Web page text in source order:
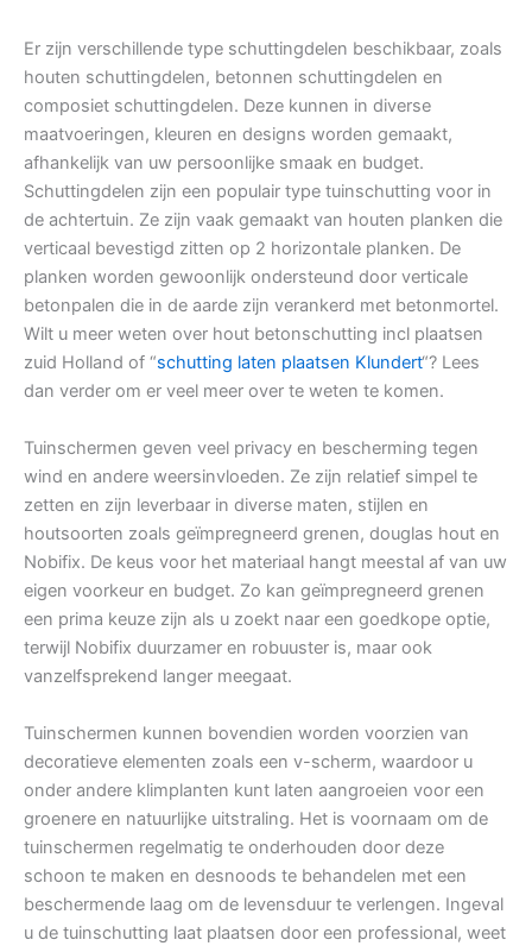
Er zijn verschillende type schuttingdelen beschikbaar, zoals
houten schuttingdelen, betonnen schuttingdelen en
composiet schuttingdelen. Deze kunnen in diverse
maatvoeringen, kleuren en designs worden gemaakt,
afhankelijk van uw persoonlijke smaak en budget.
Schuttingdelen zijn een populair type tuinschutting voor in
de achtertuin. Ze zijn vaak gemaakt van houten planken die
verticaal bevestigd zitten op 2 horizontale planken. De
planken worden gewoonlijk ondersteund door verticale
betonpalen die in de aarde zijn verankerd met betonmortel.
Wilt u meer weten over hout betonschutting incl plaatsen
zuid Holland of “schutting laten plaatsen Klundert“? Lees
dan verder om er veel meer over te weten te komen.
Tuinschermen geven veel privacy en bescherming tegen
wind en andere weersinvloeden. Ze zijn relatief simpel te
zetten en zijn leverbaar in diverse maten, stijlen en
houtsoorten zoals geïmpregneerd grenen, douglas hout en
Nobifix. De keus voor het materiaal hangt meestal af van uw
eigen voorkeur en budget. Zo kan geïmpregneerd grenen
een prima keuze zijn als u zoekt naar een goedkope optie,
terwijl Nobifix duurzamer en robuuster is, maar ook
vanzelfsprekend langer meegaat.
Tuinschermen kunnen bovendien worden voorzien van
decoratieve elementen zoals een v-scherm, waardoor u
onder andere klimplanten kunt laten aangroeien voor een
groenere en natuurlijke uitstraling. Het is voornaam om de
tuinschermen regelmatig te onderhouden door deze
schoon te maken en desnoods te behandelen met een
beschermende laag om de levensduur te verlengen. Ingeval
u de tuinschutting laat plaatsen door een professional, weet